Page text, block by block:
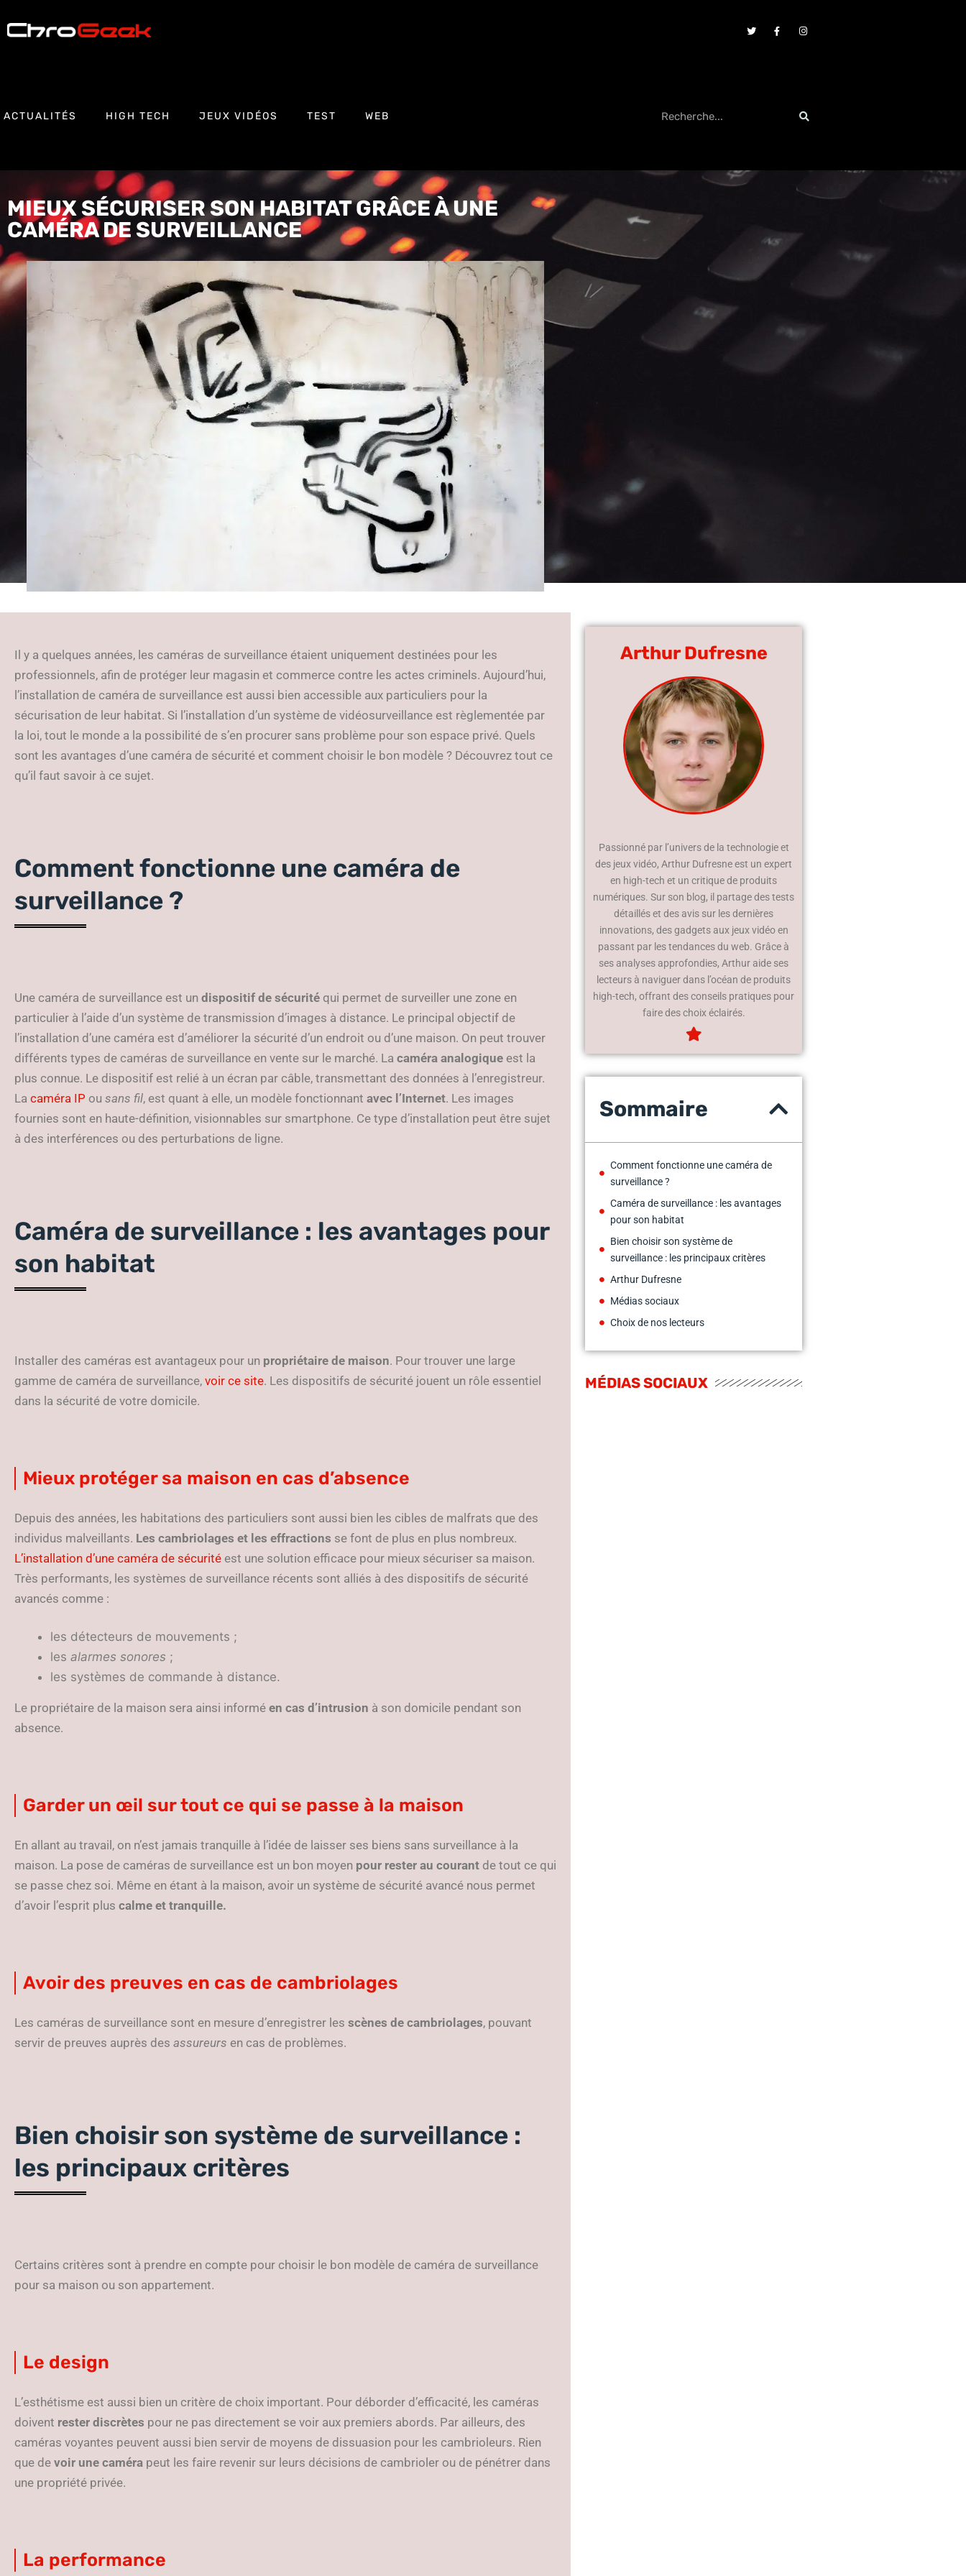
ACTUALITÉS HIGH TECH JEUX VIDÉOS TEST WEB
MIEUX SÉCURISER SON HABITAT GRÂCE À UNE
CAMÉRA DE SURVEILLANCE
Il y a quelques années, les caméras de surveillance étaient uniquement destinées pour les
professionnels, afin de protéger leur magasin et commerce contre les actes criminels. Aujourd’hui,
l’installation de caméra de surveillance est aussi bien accessible aux particuliers pour la
sécurisation de leur habitat. Si l’installation d’un système de vidéosurveillance est règlementée par
la loi, tout le monde a la possibilité de s’en procurer sans problème pour son espace privé. Quels
sont les avantages d’une caméra de sécurité et comment choisir le bon modèle ? Découvrez tout ce
qu’il faut savoir à ce sujet.
Comment fonctionne une caméra de
surveillance ?
Une caméra de surveillance est un dispositif de sécurité qui permet de surveiller une zone en
particulier à l’aide d’un système de transmission d’images à distance. Le principal objectif de
l’installation d’une caméra est d’améliorer la sécurité d’un endroit ou d’une maison. On peut trouver
différents types de caméras de surveillance en vente sur le marché. La caméra analogique est la
plus connue. Le dispositif est relié à un écran par câble, transmettant des données à l’enregistreur.
La caméra IP ou sans fil, est quant à elle, un modèle fonctionnant avec l’Internet. Les images
fournies sont en haute-définition, visionnables sur smartphone. Ce type d’installation peut être sujet
à des interférences ou des perturbations de ligne.
Caméra de surveillance : les avantages pour
son habitat
Installer des caméras est avantageux pour un propriétaire de maison. Pour trouver une large
gamme de caméra de surveillance, voir ce site. Les dispositifs de sécurité jouent un rôle essentiel
dans la sécurité de votre domicile.
Mieux protéger sa maison en cas d’absence
Depuis des années, les habitations des particuliers sont aussi bien les cibles de malfrats que des
individus malveillants. Les cambriolages et les effractions se font de plus en plus nombreux.
L’installation d’une caméra de sécurité est une solution efficace pour mieux sécuriser sa maison.
Très performants, les systèmes de surveillance récents sont alliés à des dispositifs de sécurité
avancés comme :
les détecteurs de mouvements ;
les alarmes sonores ;
les systèmes de commande à distance.
Le propriétaire de la maison sera ainsi informé en cas d’intrusion à son domicile pendant son
absence.
Garder un œil sur tout ce qui se passe à la maison
En allant au travail, on n’est jamais tranquille à l’idée de laisser ses biens sans surveillance à la
maison. La pose de caméras de surveillance est un bon moyen pour rester au courant de tout ce qui
se passe chez soi. Même en étant à la maison, avoir un système de sécurité avancé nous permet
d’avoir l’esprit plus calme et tranquille.
Avoir des preuves en cas de cambriolages
Les caméras de surveillance sont en mesure d’enregistrer les scènes de cambriolages, pouvant
servir de preuves auprès des assureurs en cas de problèmes.
Bien choisir son système de surveillance :
les principaux critères
Certains critères sont à prendre en compte pour choisir le bon modèle de caméra de surveillance
pour sa maison ou son appartement.
Le design
L’esthétisme est aussi bien un critère de choix important. Pour déborder d’efficacité, les caméras
doivent rester discrètes pour ne pas directement se voir aux premiers abords. Par ailleurs, des
caméras voyantes peuvent aussi bien servir de moyens de dissuasion pour les cambrioleurs. Rien
que de voir une caméra peut les faire revenir sur leurs décisions de cambrioler ou de pénétrer dans
une propriété privée.
La performance
Arthur Dufresne
Passionné par l’univers de la technologie et
des jeux vidéo, Arthur Dufresne est un expert
en high-tech et un critique de produits
numériques. Sur son blog, il partage des tests
détaillés et des avis sur les dernières
innovations, des gadgets aux jeux vidéo en
passant par les tendances du web. Grâce à
ses analyses approfondies, Arthur aide ses
lecteurs à naviguer dans l’océan de produits
high-tech, offrant des conseils pratiques pour
faire des choix éclairés.
Sommaire
Comment fonctionne une caméra de
surveillance ?
Caméra de surveillance : les avantages
pour son habitat
Bien choisir son système de
surveillance : les principaux critères
Arthur Dufresne
Médias sociaux
Choix de nos lecteurs
MÉDIAS SOCIAUX